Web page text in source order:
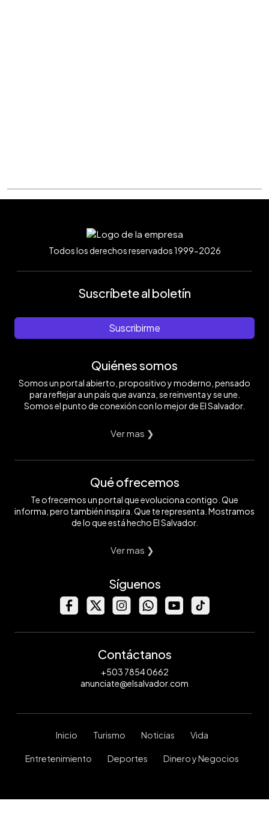
Todos los derechos reservados 1999-2026
Suscríbete al boletín
Suscribirme
Quiénes somos
Somos un portal abierto, propositivo y moderno, pensado
para reflejar a un país que avanza, se reinventa y se une.
Somos el punto de conexión con lo mejor de El Salvador.
Ver mas ❯
Qué ofrecemos
Te ofrecemos un portal que evoluciona contigo. Que
informa, pero también inspira. Que te representa. Mostramos
de lo que está hecho El Salvador.
Ver mas ❯
Síguenos
Contáctanos
+503 7854 0662
anunciate@elsalvador.com
Inicio Turismo Noticias Vida
Entretenimiento Deportes Dinero y Negocios